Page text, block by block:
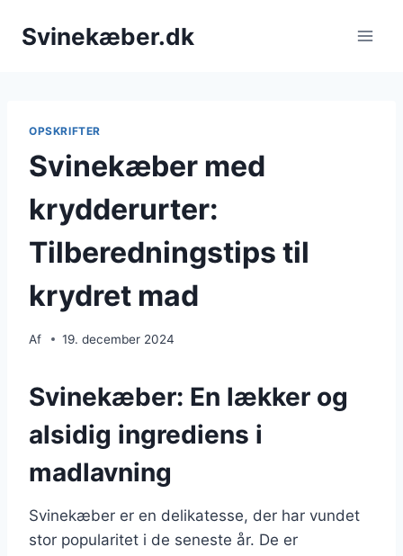
Svinekæber.dk
OPSKRIFTER
Svinekæber med
krydderurter:
Tilberedningstips til
krydret mad
Af 19. december 2024
Svinekæber: En lækker og
alsidig ingrediens i
madlavning
Svinekæber er en delikatesse, der har vundet
stor popularitet i de seneste år. De er